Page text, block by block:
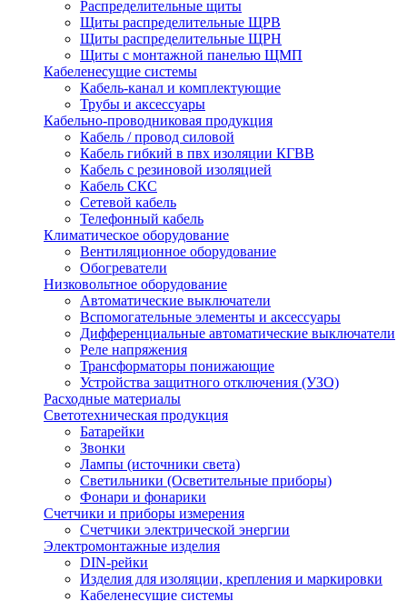
Распределительные щиты
Щиты распределительные ЩРВ
Щиты распределительные ЩРН
Щиты с монтажной панелью ЩМП
Кабеленесущие системы
Кабель-канал и комплектующие
Трубы и аксессуары
Кабельно-проводниковая продукция
Кабель / провод силовой
Кабель гибкий в пвх изоляции КГВВ
Кабель с резиновой изоляцией
Кабель СКС
Сетевой кабель
Телефонный кабель
Климатическое оборудование
Вентиляционное оборудование
Обогреватели
Низковольтное оборудование
Автоматические выключатели
Вспомогательные элементы и аксессуары
Дифференциальные автоматические выключатели
Реле напряжения
Трансформаторы понижающие
Устройства защитного отключения (УЗО)
Расходные материалы
Светотехническая продукция
Батарейки
Звонки
Лампы (источники света)
Светильники (Осветительные приборы)
Фонари и фонарики
Счетчики и приборы измерения
Счетчики электрической энергии
Электромонтажные изделия
DIN-рейки
Изделия для изоляции, крепления и маркировки
Кабеленесущие системы